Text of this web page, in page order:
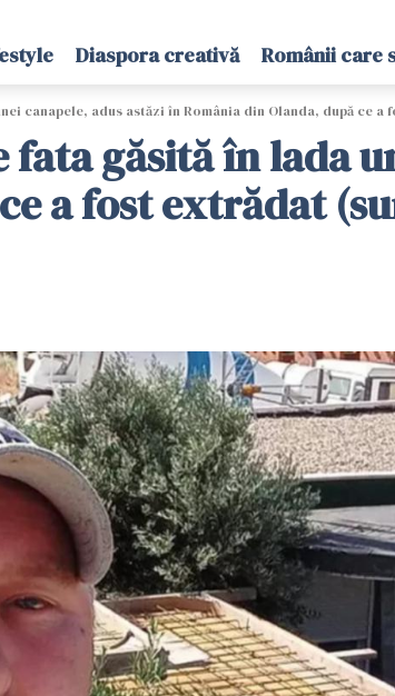
Diaspora creativă Românii care
canapele, adus astăzi în România din Olanda, după ce a
găsită în lada
a fost extrădat